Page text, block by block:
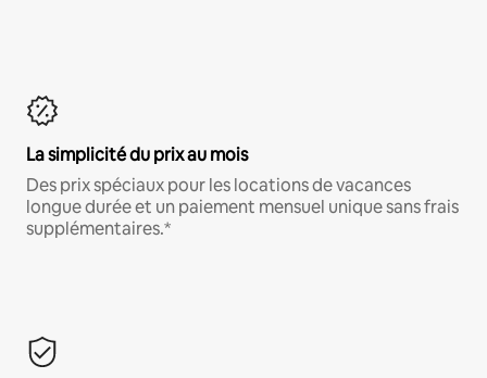
La simplicité du prix au mois
Des prix spéciaux pour les locations de vacances
longue durée et un paiement mensuel unique sans frais
supplémentaires.*